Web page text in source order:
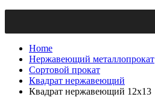
Home
Нержавеющий металлопрокат
Сортовой прокат
Квадрат нержавеющий
Квадрат нержавеющий 12х13